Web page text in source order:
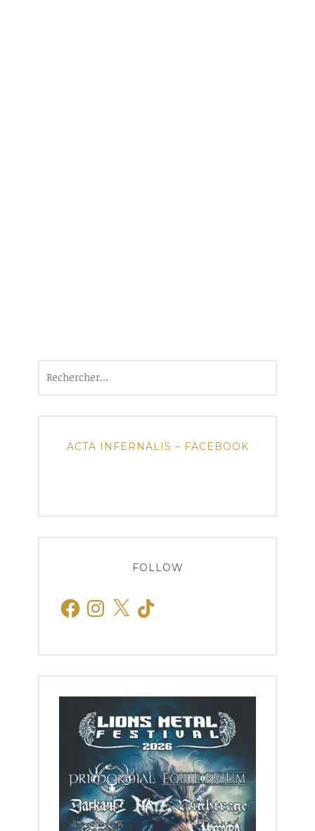
ACTA INFERNALIS – FACEBOOK
FOLLOW
FacebookInstagram
X TikTok